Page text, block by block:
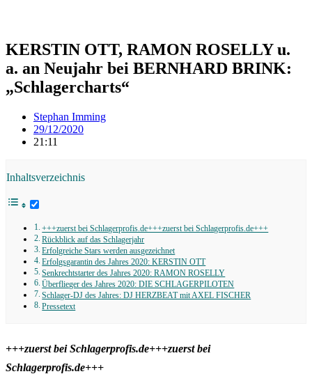
KERSTIN OTT, RAMON ROSELLY u.
a. an Neujahr bei BERNHARD BRINK:
„Schlagercharts“
Stephan Imming
29/12/2020
21:11
Inhaltsverzeichnis
+++zuerst bei Schlagerprofis.de+++zuerst bei Schlagerprofis.de+++
Rückblick auf das Schlagerjahr
Erfolgreiche Stars werden ausgezeichnet
Erfolgsgarantin des Jahres 2020: KERSTIN OTT
Senkrechtstarter des Jahres 2020: RAMON ROSELLY
Überflieger des Jahres 2020: DIE SCHLAGERPILOTEN
Schlager-DJ des Jahres: DJ HERZBEAT mit AXEL FISCHER
Pressetext
+++zuerst bei Schlagerprofis.de+++zuerst bei
Schlagerprofis.de+++